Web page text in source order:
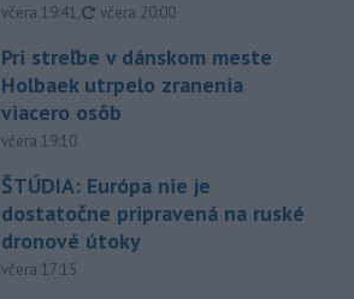
včera 19:41, aktualizované
včera 20:00
Pri streľbe v dánskom meste
Holbaek utrpelo zranenia
viacero osôb
včera 19:10
ŠTÚDIA: Európa nie je
dostatočne pripravená na ruské
dronové útoky
včera 17:15